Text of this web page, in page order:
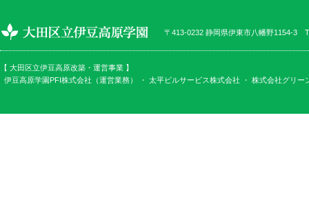
〒413-0232 静岡県伊東市八幡野1154-3
【 大田区立伊豆高原改築・運営事業 】
伊豆高原学園PFI株式会社（運営業務） ・ 太平ビルサービス株式会社 ・ 株式会社グリー